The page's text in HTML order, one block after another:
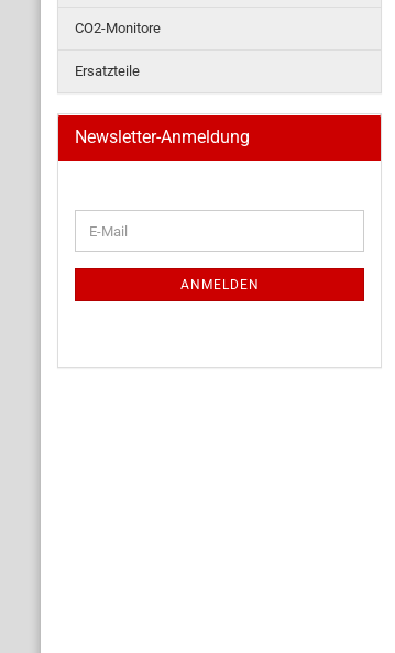
CO2-Monitore
Ersatzteile
Newsletter-Anmeldung
ZUR
E-
Mail
ANMELDEN